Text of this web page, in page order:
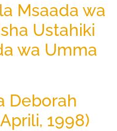
Msaada wa
Ustahiki
wa Umma
Deborah
1998)